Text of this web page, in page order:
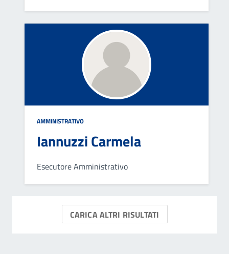
AMMINISTRATIVO
Iannuzzi Carmela
Esecutore Amministrativo
CARICA ALTRI RISULTATI